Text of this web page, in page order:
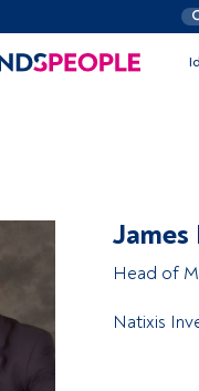
Head of
Natixis